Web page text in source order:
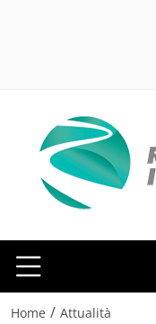
Home / Attualità